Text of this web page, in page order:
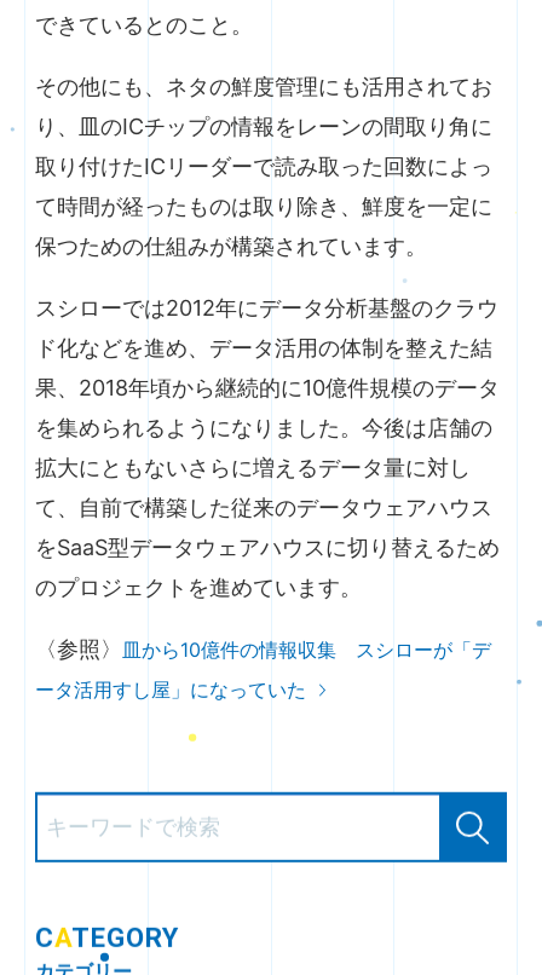
できているとのこと。
その他にも、ネタの鮮度管理にも活用されてお
り、皿のICチップの情報をレーンの間取り角に
取り付けたICリーダーで読み取った回数によっ
て時間が経ったものは取り除き、鮮度を一定に
保つための仕組みが構築されています。
スシローでは2012年にデータ分析基盤のクラウ
ド化などを進め、データ活用の体制を整えた結
果、2018年頃から継続的に10億件規模のデータ
を集められるようになりました。今後は店舗の
拡大にともないさらに増えるデータ量に対し
て、自前で構築した従来のデータウェアハウス
をSaaS型データウェアハウスに切り替えるため
のプロジェクトを進めています。
〈参照〉
皿から10億件の情報収集 スシローが「デ
ータ活用すし屋」になっていた
CATEGORY